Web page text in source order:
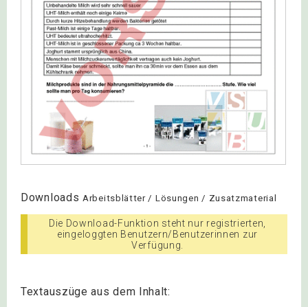
Downloads Arbeitsblätter / Lösungen / Zusatzmaterial
Die Download-Funktion steht nur registrierten,
eingeloggten Benutzern/Benutzerinnen zur
Verfügung.
Textauszüge aus dem Inhalt: